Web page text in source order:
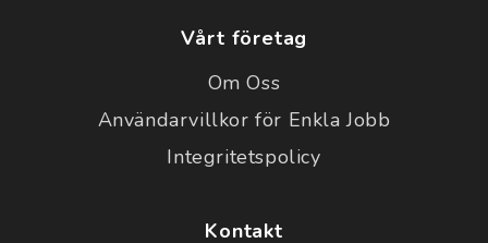
Vårt företag
Om Oss
Användarvillkor för Enkla Jobb
Integritetspolicy
Kontakt